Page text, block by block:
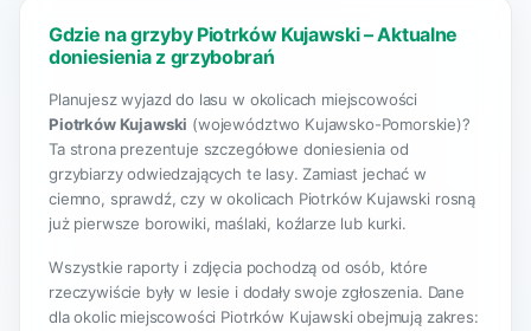
Gdzie na grzyby Piotrków Kujawski – Aktualne
doniesienia z grzybobrań
Planujesz wyjazd do lasu w okolicach miejscowości
Piotrków Kujawski (województwo Kujawsko-Pomorskie)?
Ta strona prezentuje szczegółowe doniesienia od
grzybiarzy odwiedzających te lasy. Zamiast jechać w
ciemno, sprawdź, czy w okolicach Piotrków Kujawski rosną
już pierwsze borowiki, maślaki, koźlarze lub kurki.
Wszystkie raporty i zdjęcia pochodzą od osób, które
rzeczywiście były w lesie i dodały swoje zgłoszenia. Dane
dla okolic miejscowości Piotrków Kujawski obejmują zakres: